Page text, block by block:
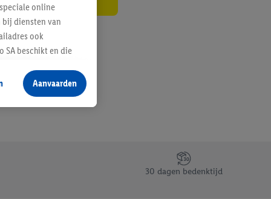
30 dagen bedenktijd
online
diensten van
ook
SA beschikt en die
producten waarin
voegen, maar het
als er met behulp
Door op
informatie,
Aanvaarden